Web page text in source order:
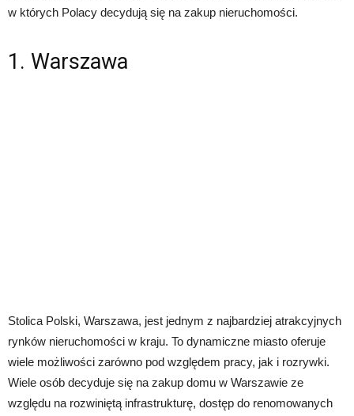
w których Polacy decydują się na zakup nieruchomości.
1. Warszawa
Stolica Polski, Warszawa, jest jednym z najbardziej atrakcyjnych
rynków nieruchomości w kraju. To dynamiczne miasto oferuje
wiele możliwości zarówno pod względem pracy, jak i rozrywki.
Wiele osób decyduje się na zakup domu w Warszawie ze
względu na rozwiniętą infrastrukturę, dostęp do renomowanych